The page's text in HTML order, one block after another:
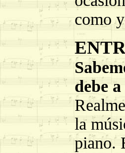
como
debe
la
piano.